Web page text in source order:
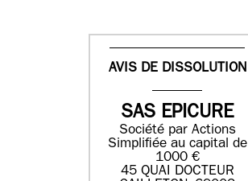
AVIS DE DISSOLUTION
SAS EPICURE
Société par Actions
Simplifiée au capital de
1000 €
45 QUAI DOCTEUR